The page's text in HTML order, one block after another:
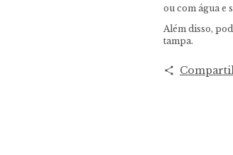
ou com água e
Além disso,
tampa.